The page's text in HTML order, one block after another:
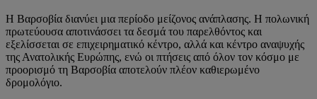
Η Βαρσοβία διανύει μια περίοδο μείζονος ανάπλασης. Η πολωνική
πρωτεύουσα αποτινάσσει τα δεσμά του παρελθόντος και
εξελίσσεται σε επιχειρηματικό κέντρο, αλλά και κέντρο αναψυχής
της Ανατολικής Ευρώπης, ενώ οι πτήσεις από όλον τον κόσμο με
προορισμό τη Βαρσοβία αποτελούν πλέον καθιερωμένο
δρομολόγιο.